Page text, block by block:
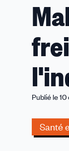
êtes
ici
Publié le
Santé